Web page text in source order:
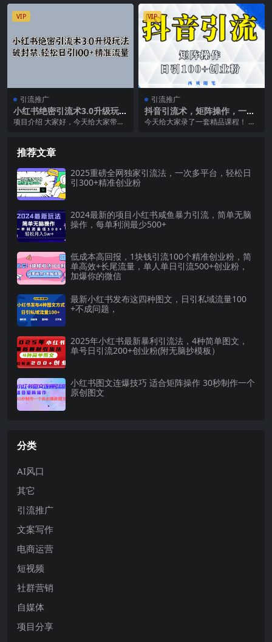
店引流成交 适合...
b站是哔哩哔哩的...
VIP
引流推广
小红书绝密引流术3.0升级玩
法，破封禁，轻松日引100+精
项目介绍 大家好，今天给大家带的
VIP
引流推广
抖音引流术，矩阵操作，一天
能引100多创业粉
今天给大家录了一套精品课程！ 分
推荐文章
2025重磅全网独家引流法，一次多平台，轻松日
引300+精准创业粉
2024最新的项目小红书咸鱼暴力引流，简单无脑
操作，每单利润最少500+
低成本高回报，1块钱引流100个精准创业粉，简
单高效+长尾流量，单人单日引流500+创业粉，
加爆你的微信
最新小红书发布这四种图文，日引私域流量100
+不成问题，
2025年小红书最新暴利引流法，4种简单图文，
单号日引流200+创业粉(附无脑抄模板）
小红书图文连爆技巧 适合矩阵操作 30秒制作一个
原创图文
分类
AI风口
其它
引流推广
文案写作
电商运营
短视频
社群营销
自媒体
项目分享